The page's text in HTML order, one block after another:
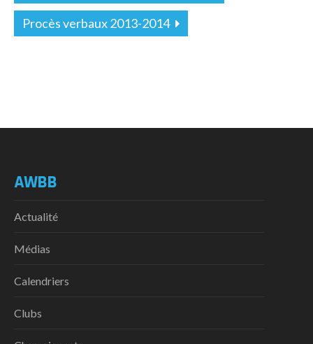
Procès verbaux 2013-2014
AWBB
Actualité
Médias
Calendriers
Clubs